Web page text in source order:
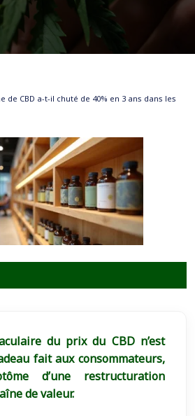
CBD a-t-il chuté de 40% en 3 ans dans les
du prix du CBD n’est
fait aux consommateurs,
d’une restructuration
de valeur.